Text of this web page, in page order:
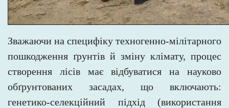
Зважаючи на специфіку техногенно-мілітарного
пошкодження ґрунтів й зміну клімату, процес
створення лісів має відбуватися на
науково
обґрунтованих засадах, що включають:
генетико-селекційний підхід (використання